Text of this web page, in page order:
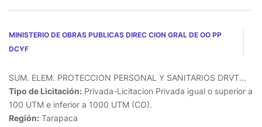
MINISTERIO DE OBRAS PUBLICAS DIREC CION GRAL DE OO PP
DCYF
SUM. ELEM. PROTECCION PERSONAL Y SANITARIOS DRVT...
Tipo de Licitación: Privada-Licitacion Privada igual o superior a
100 UTM e inferior a 1000 UTM (CO).
Región: Tarapaca